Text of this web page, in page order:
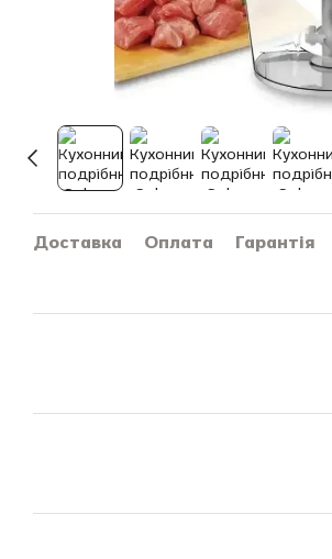
Доставка Оплата Гарантія